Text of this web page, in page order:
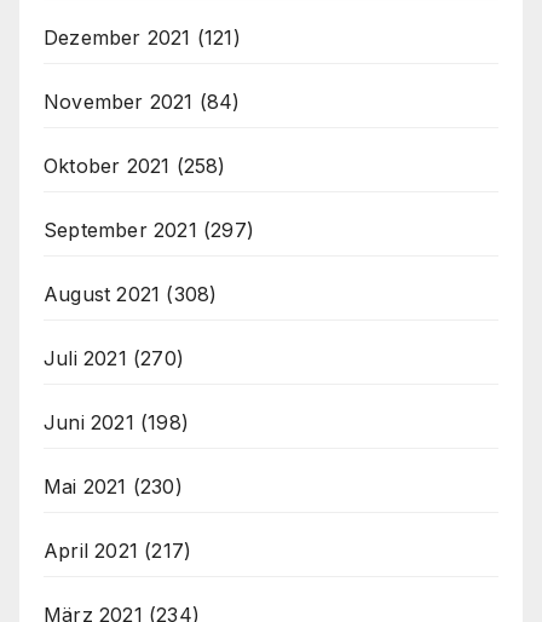
Dezember 2021 (121)
November 2021 (84)
Oktober 2021 (258)
September 2021 (297)
August 2021 (308)
Juli 2021 (270)
Juni 2021 (198)
Mai 2021 (230)
April 2021 (217)
März 2021 (234)